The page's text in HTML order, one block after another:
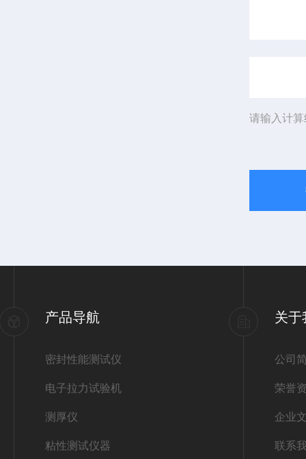
请输入计
产品导航
密封性能测试仪
电子拉力试验机
测厚仪
粘性测试仪器
关于
公司
荣誉
企业
联系